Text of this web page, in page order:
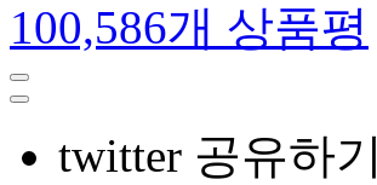
100,586개 상품평
twitter 공유하기